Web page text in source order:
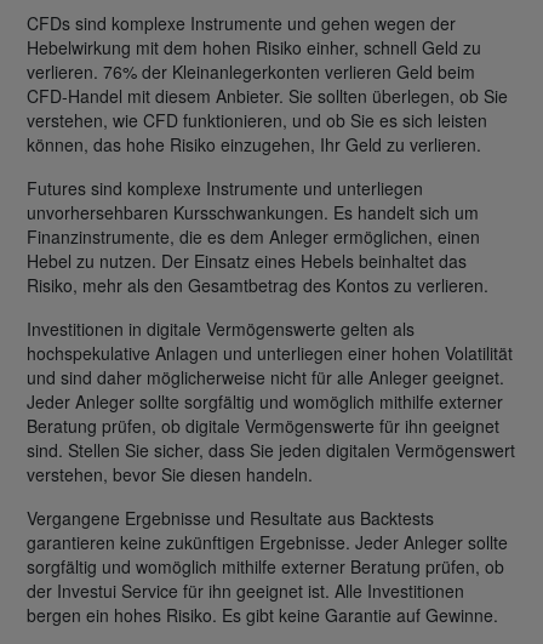
CFDs sind komplexe Instrumente und gehen wegen der
Hebelwirkung mit dem hohen Risiko einher, schnell Geld zu
verlieren. 76% der Kleinanlegerkonten verlieren Geld beim
CFD-Handel mit diesem Anbieter. Sie sollten überlegen, ob Sie
verstehen, wie CFD funktionieren, und ob Sie es sich leisten
können, das hohe Risiko einzugehen, Ihr Geld zu verlieren.
Futures sind komplexe Instrumente und unterliegen
unvorhersehbaren Kursschwankungen. Es handelt sich um
Finanzinstrumente, die es dem Anleger ermöglichen, einen
Hebel zu nutzen. Der Einsatz eines Hebels beinhaltet das
Risiko, mehr als den Gesamtbetrag des Kontos zu verlieren.
Investitionen in digitale Vermögenswerte gelten als
hochspekulative Anlagen und unterliegen einer hohen Volatilität
und sind daher möglicherweise nicht für alle Anleger geeignet.
Jeder Anleger sollte sorgfältig und womöglich mithilfe externer
Beratung prüfen, ob digitale Vermögenswerte für ihn geeignet
sind. Stellen Sie sicher, dass Sie jeden digitalen Vermögenswert
verstehen, bevor Sie diesen handeln.
Vergangene Ergebnisse und Resultate aus Backtests
garantieren keine zukünftigen Ergebnisse. Jeder Anleger sollte
sorgfältig und womöglich mithilfe externer Beratung prüfen, ob
der Investui Service für ihn geeignet ist. Alle Investitionen
bergen ein hohes Risiko. Es gibt keine Garantie auf Gewinne.